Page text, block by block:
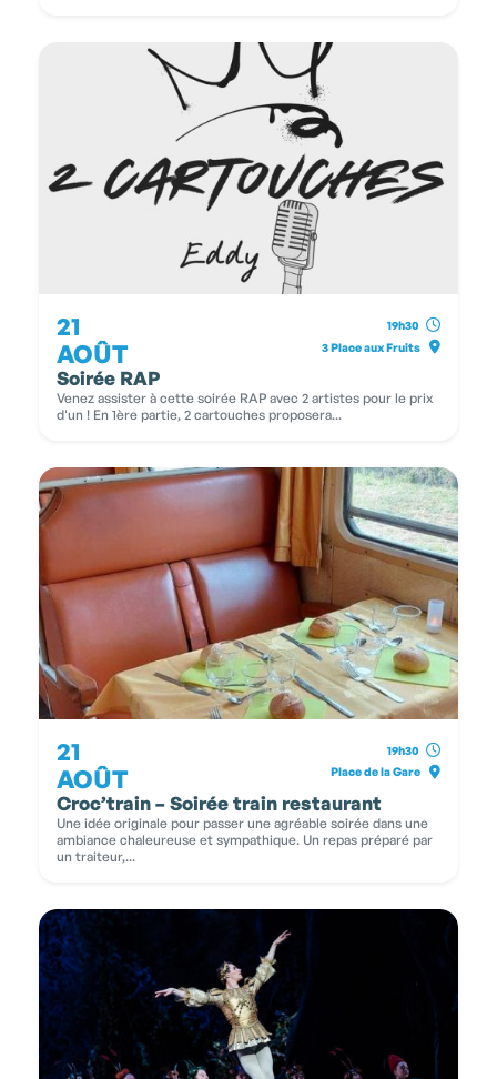
21
AOÛT
19h30
3 Place aux Fruits
Soirée RAP
Venez assister à cette soirée RAP avec 2 artistes pour le prix
d'un ! En 1ère partie, 2 cartouches proposera...
21
AOÛT
19h30
Place de la Gare
Croc’train – Soirée train restaurant
Une idée originale pour passer une agréable soirée dans une
ambiance chaleureuse et sympathique. Un repas préparé par
un traiteur,...